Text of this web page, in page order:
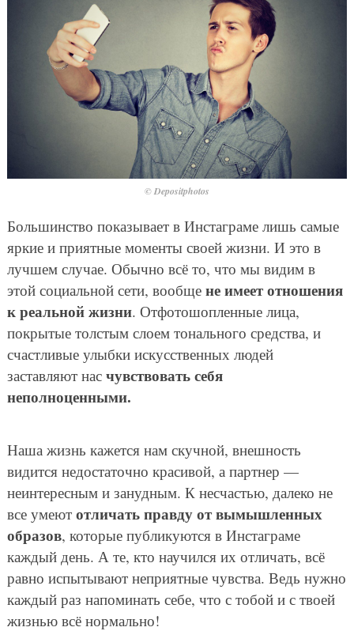
© Depositphotos
Большинство показывает в Инстаграме лишь самые
яркие и приятные моменты своей жизни. И это в
лучшем случае. Обычно всё то, что мы видим в
этой социальной сети, вообще не имеет отношения
к реальной жизни. Отфотошопленные лица,
покрытые толстым слоем тонального средства, и
счастливые улыбки искусственных людей
заставляют нас чувствовать себя
неполноценными.
Наша жизнь кажется нам скучной, внешность
видится недостаточно красивой, а партнер —
неинтересным и занудным. К несчастью, далеко не
все умеют отличать правду от вымышленных
образов, которые публикуются в Инстаграме
каждый день. А те, кто научился их отличать, всё
равно испытывают неприятные чувства. Ведь нужно
каждый раз напоминать себе, что с тобой и с твоей
жизнью всё нормально!